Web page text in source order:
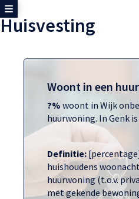
Huisvesting
Toon zijmenu
Woont in een
?% woont in Wijk
huurwoning. In Genk
Definitie:
huishoudens
huurwoning (t.o.v.
met gekende